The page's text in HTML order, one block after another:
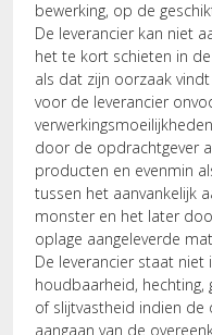
bewerking, op de
De leverancier kan niet
het te kort schieten in
als dat zijn oorzaak
voor de leverancier
door de opdrachtgever
producten en evenmin
tussen het aanvankelijk
monster en het later
oplage aangeleverde
De leverancier staat niet
houdbaarheid, hechting,
of slijtvastheid indien
aangaan van de